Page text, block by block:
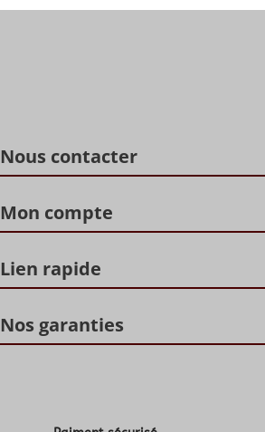
Nous contacter
Mon compte
Lien rapide
Nos garanties